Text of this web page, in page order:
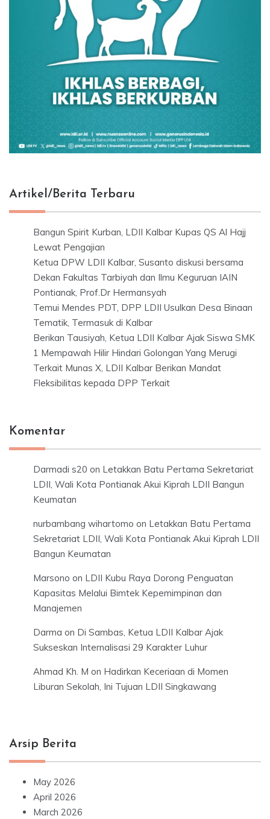
Artikel/Berita Terbaru
Bangun Spirit Kurban, LDII Kalbar Kupas QS Al Hajj
Lewat Pengajian
Ketua DPW LDII Kalbar, Susanto diskusi bersama
Dekan Fakultas Tarbiyah dan Ilmu Keguruan IAIN
Pontianak, Prof.Dr Hermansyah
Temui Mendes PDT, DPP LDII Usulkan Desa Binaan
Tematik, Termasuk di Kalbar
Berikan Tausiyah, Ketua LDII Kalbar Ajak Siswa SMK
1 Mempawah Hilir Hindari Golongan Yang Merugi
Terkait Munas X, LDII Kalbar Berikan Mandat
Fleksibilitas kepada DPP Terkait
Komentar
Darmadi s20 on Letakkan Batu Pertama Sekretariat
LDII, Wali Kota Pontianak Akui Kiprah LDII Bangun
Keumatan
nurbambang wihartomo on Letakkan Batu Pertama
Sekretariat LDII, Wali Kota Pontianak Akui Kiprah LDII
Bangun Keumatan
Marsono on LDII Kubu Raya Dorong Penguatan
Kapasitas Melalui Bimtek Kepemimpinan dan
Manajemen
Darma on Di Sambas, Ketua LDII Kalbar Ajak
Sukseskan Internalisasi 29 Karakter Luhur
Ahmad Kh. M on Hadirkan Keceriaan di Momen
Liburan Sekolah, Ini Tujuan LDII Singkawang
Arsip Berita
May 2026
April 2026
March 2026